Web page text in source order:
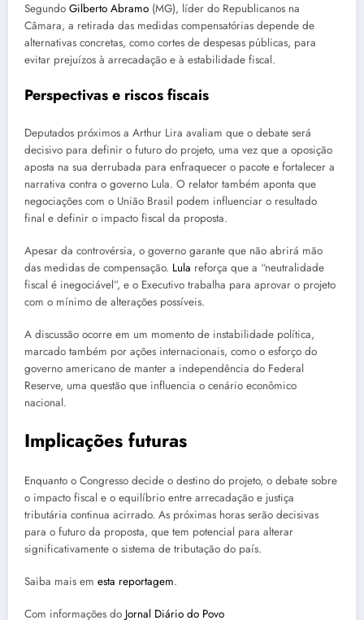
Segundo Gilberto Abramo (MG), líder do Republicanos na
Câmara, a retirada das medidas compensatórias depende de
alternativas concretas, como cortes de despesas públicas, para
evitar prejuízos à arrecadação e à estabilidade fiscal.
Perspectivas e riscos fiscais
Deputados próximos a Arthur Lira avaliam que o debate será
decisivo para definir o futuro do projeto, uma vez que a oposição
aposta na sua derrubada para enfraquecer o pacote e fortalecer a
narrativa contra o governo Lula. O relator também aponta que
negociações com o União Brasil podem influenciar o resultado
final e definir o impacto fiscal da proposta.
Apesar da controvérsia, o governo garante que não abrirá mão
das medidas de compensação. Lula reforça que a “neutralidade
fiscal é inegociável”, e o Executivo trabalha para aprovar o projeto
com o mínimo de alterações possíveis.
A discussão ocorre em um momento de instabilidade política,
marcado também por ações internacionais, como o esforço do
governo americano de manter a independência do Federal
Reserve, uma questão que influencia o cenário econômico
nacional.
Implicações futuras
Enquanto o Congresso decide o destino do projeto, o debate sobre
o impacto fiscal e o equilíbrio entre arrecadação e justiça
tributária continua acirrado. As próximas horas serão decisivas
para o futuro da proposta, que tem potencial para alterar
significativamente o sistema de tributação do país.
Saiba mais em esta reportagem.
Com informações do Jornal Diário do Povo